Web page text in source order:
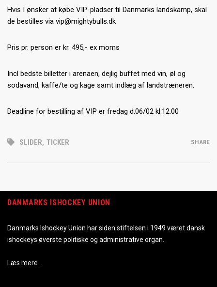
Hvis I ønsker at købe VIP-pladser til Danmarks landskamp, skal
de bestilles via vip@mightybulls.dk
Pris pr. person er kr. 495,- ex moms
Incl bedste billetter i arenaen, dejlig buffet med vin, øl og
sodavand, kaffe/te og kage samt indlæg af landstræneren.
Deadline for bestilling af VIP er fredag d.06/02 kl.12.00
SLIDER, TICKER SHARE
DANMARKS ISHOCKEY UNION
Danmarks Ishockey Union har siden stiftelsen i 1949 været dansk
ishockeys øverste politiske og administrative organ.
Læs mere…